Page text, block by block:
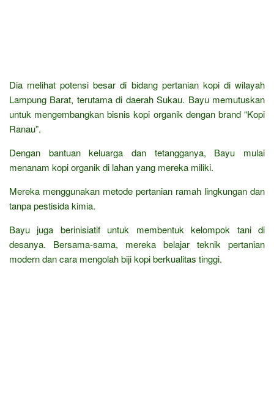
Dia melihat potensi besar di bidang pertanian kopi di wilayah
Lampung Barat, terutama di daerah Sukau. Bayu memutuskan
untuk mengembangkan bisnis kopi organik dengan brand “Kopi
Ranau”.
Dengan bantuan keluarga dan tetangganya, Bayu mulai
menanam kopi organik di lahan yang mereka miliki.
Mereka menggunakan metode pertanian ramah lingkungan dan
tanpa pestisida kimia.
Bayu juga berinisiatif untuk membentuk kelompok tani di
desanya. Bersama-sama, mereka belajar teknik pertanian
modern dan cara mengolah biji kopi berkualitas tinggi.